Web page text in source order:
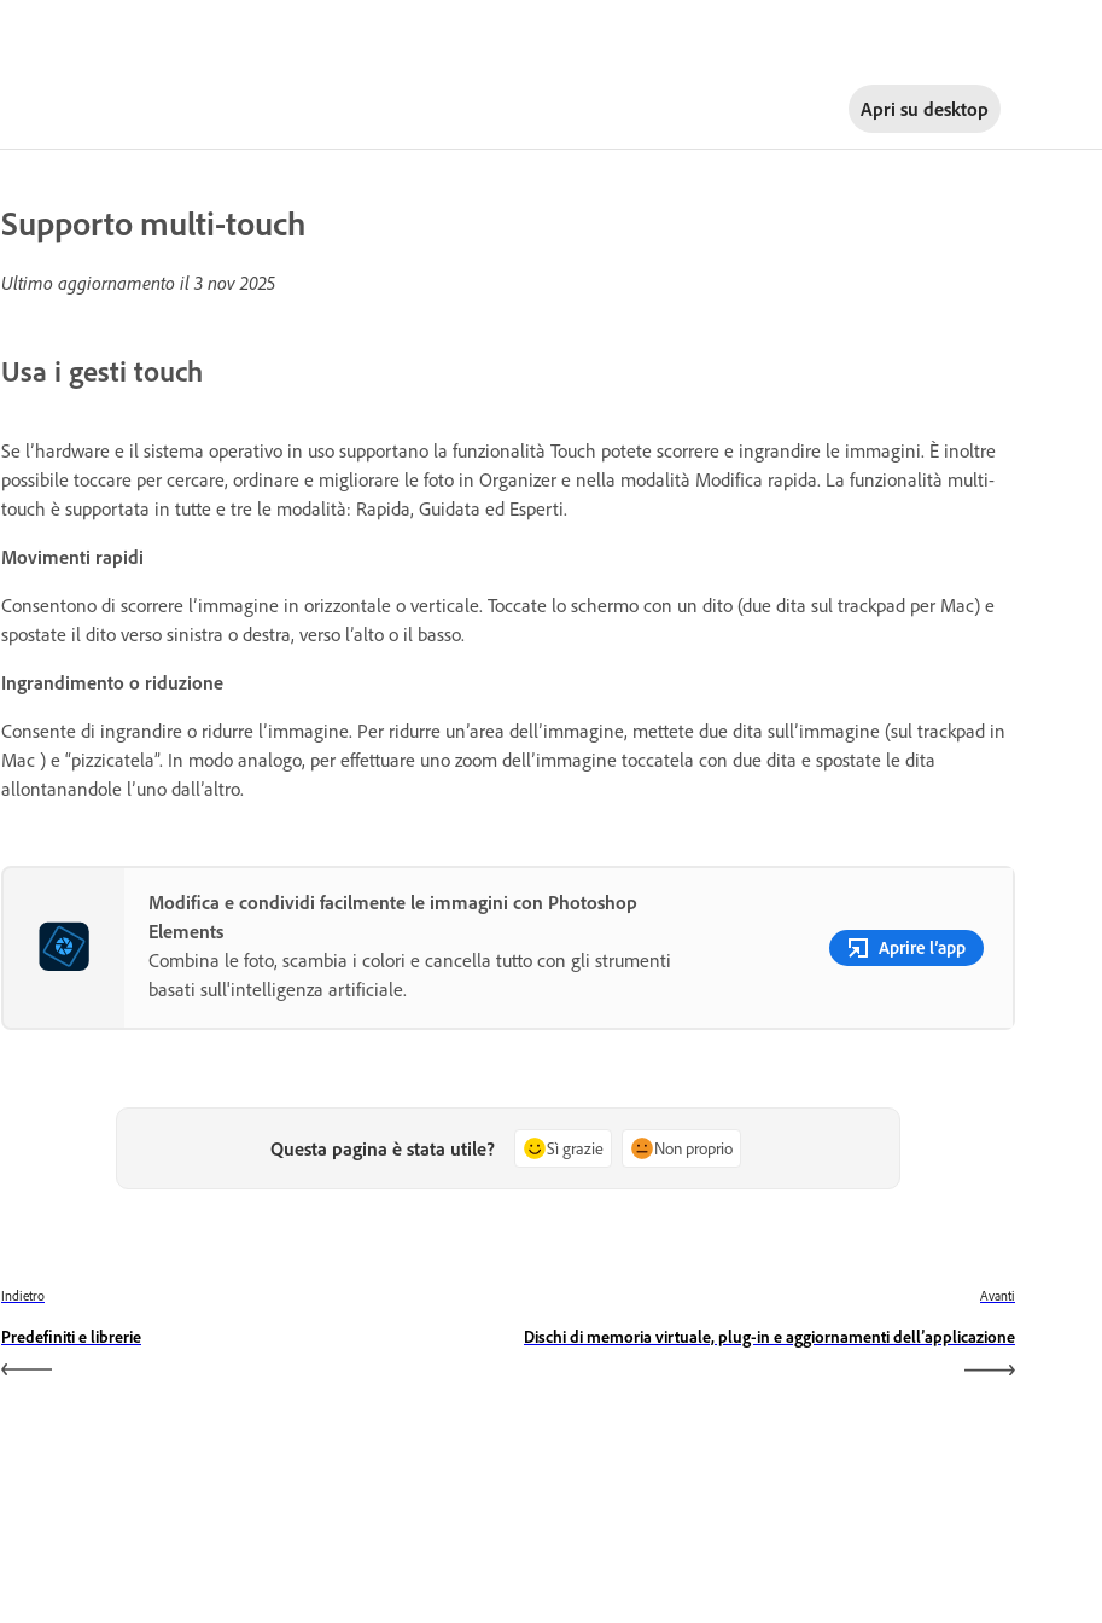
Apri su desktop
Supporto multi-touch
Ultimo aggiornamento il 3 nov 2025
Usa i gesti touch
Se l’hardware e il sistema operativo in uso supportano la funzionalità Touch potete scorrere e ingrandire le immagini. È inoltre
possibile toccare per cercare, ordinare e migliorare le foto in Organizer e nella modalità Modifica rapida. La funzionalità multi-
touch è supportata in tutte e tre le modalità: Rapida, Guidata ed Esperti.
Movimenti rapidi
Consentono di scorrere l’immagine in orizzontale o verticale. Toccate lo schermo con un dito (due dita sul trackpad per Mac) e
spostate il dito verso sinistra o destra, verso l’alto o il basso.
Ingrandimento o riduzione
Consente di ingrandire o ridurre l’immagine. Per ridurre un’area dell’immagine, mettete due dita sull’immagine (sul trackpad in
Mac ) e “pizzicatela”. In modo analogo, per effettuare uno zoom dell’immagine toccatela con due dita e spostate le dita
allontanandole l’uno dall’altro.
Modifica e condividi facilmente le immagini con Photoshop
Elements
Combina le foto, scambia i colori e cancella tutto con gli strumenti
basati sull'intelligenza artificiale.
Aprire l’app
Questa pagina è stata utile? Sì grazie Non proprio
Indietro
Predefiniti e librerie
Avanti
Dischi di memoria virtuale, plug-in e aggiornamenti dell’applicazione